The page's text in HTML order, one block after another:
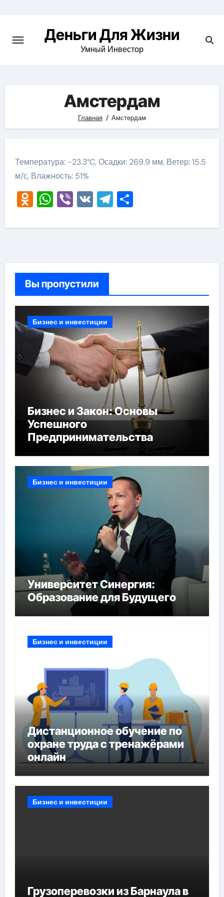
содержимомуДеньги Для Жизни
Умный Инвестор
Амстердам
Главная Амстердам
Температура: -23.3°C, Осадки: 269.9 мм, Ветер: 15.5
м/с, Влажность: 51%
Odnoklassniki
WhatsApp
Viber
VKTelegram
Отправить
Вы пропустили
Бизнес и инвестиции
Бизнес и Закон: Основы
Успешного
Предпринимательства
Бизнес и инвестиции
Университет Синергия:
Образование для Будущего
Бизнес и инвестиции
Дистанционное обучение по
охране труда с тренажёрами
онлайн
Бизнес и инвестиции
Грузоперевозки из Барнаула в